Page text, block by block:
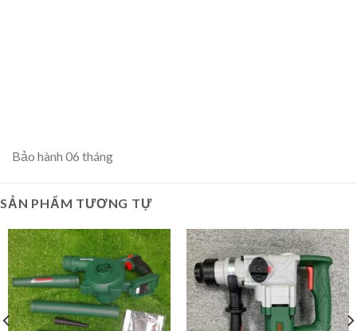
Bảo hành 06 tháng
SẢN PHẨM TƯƠNG TỰ